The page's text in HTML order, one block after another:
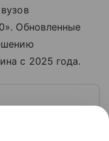
Обновленные
с 2025 года.